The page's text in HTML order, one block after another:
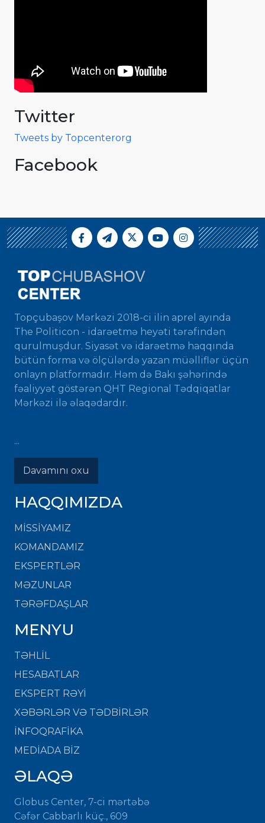
Twitter
Tweets by Topcenterorg
Facebook
Topçubaşov Mərkəzi 2018-ci ilin aprel ayında
The Politicon - idarəetmə heyəti tərəfindən
qurulmuşdur. Siyasət və idarəetmə haqqında
bütün forma və ölçülərdə yazan müəlliflər üçün
onlayn platformadır. Həm də Bakı şəhərində
fəaliyyət göstərən QHT Regional Tədqiqatlar
Mərkəzi ilə əlaqədardır.
...
Davamını oxu
HAQQIMIZDA
MISSIYAMIZ
KOMANDAMIZ
EKSPERTLƏR
MƏZUNLAR
TƏRƏFDAŞLAR
MENYU
TƏHLİL
HESABATLAR
EKSPERT RƏYİ
XƏBƏRLƏR VƏ TƏDBİRLƏR
İNFOQRAFİKA
MEDİADA BİZ
ƏLAQƏ
Globus Center, 7-ci mərtəbə
Cəfər Cabbarlı küç., 609